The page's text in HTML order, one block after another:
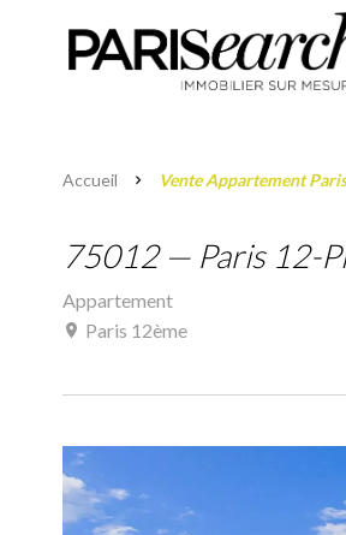
Accueil Vente Appartement
75012 — Paris 12-
Appartement
Paris 12ème